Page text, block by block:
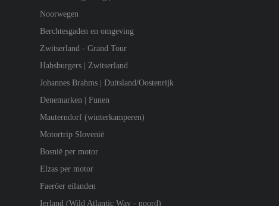
Noorwegen
Berchtesgaden en omgeving
Zwitserland - Grand Tour
Habsburgers | Zwitserland
Johannes Brahms | Duitsland/Oostenrijk
Denemarken | Funen
Mauterndorf (winterkamperen)
Motortrip Slovenië
Bosnië per motor
Elzas per motor
Faeröer eilanden
Ierland (Wild Atlantic Way - noord)